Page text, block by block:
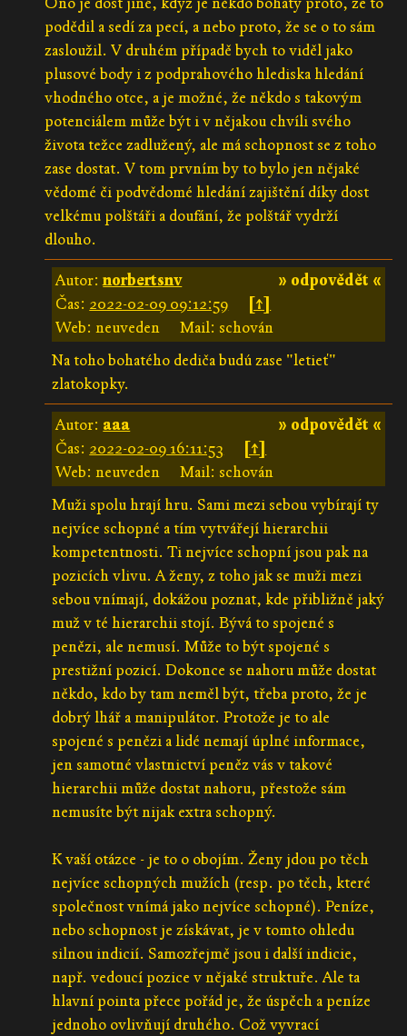
podědil a sedí za pecí, a nebo proto, že se o to sám
zasloužil. V druhém případě bych to viděl jako
plusové body i z podprahového hlediska hledání
vhodného otce, a je možné, že někdo s takovým
potenciálem může být i v nějakou chvíli svého
života težce zadlužený, ale má schopnost se z toho
zase dostat. V tom prvním by to bylo jen nějaké
vědomé či podvědomé hledání zajištění díky dost
velkému polštáři a doufání, že polštář vydrží
dlouho.
» odpovědět «
Autor:norbertsnv
Čas: 2022-02-09 09:12:59
[↑]
Web: neuveden
Mail: schován
Na toho bohatého dediča budú zase "letieť"
zlatokopky.
» odpovědět «
Autor: aaa
Čas: 2022-02-09 16:11:53
[↑]
Web: neuveden
Mail: schován
Muži spolu hrají hru. Sami mezi sebou vybírají ty
nejvíce schopné a tím vytvářejí hierarchii
kompetentnosti. Ti nejvíce schopní jsou pak na
pozicích vlivu. A ženy, z toho jak se muži mezi
sebou vnímají, dokážou poznat, kde přibližně jaký
muž v té hierarchii stojí. Bývá to spojené s
penězi, ale nemusí. Může to být spojené s
prestižní pozicí. Dokonce se nahoru může dostat
někdo, kdo by tam neměl být, třeba proto, že je
dobrý lhář a manipulátor. Protože je to ale
spojené s penězi a lidé nemají úplné informace,
jen samotné vlastnictví peněz vás v takové
hierarchii může dostat nahoru, přestože sám
nemusíte být nijak extra schopný.
K vaší otázce - je to o obojím. Ženy jdou po těch
nejvíce schopných mužích (resp. po těch, které
společnost vnímá jako nejvíce schopné). Peníze,
nebo schopnost je získávat, je v tomto ohledu
silnou indicií. Samozřejmě jsou i další indicie,
např. vedoucí pozice v nějaké struktuře. Ale ta
hlavní pointa přece pořád je, že úspěch a peníze
jednoho ovlivňují druhého. Což vyvrací